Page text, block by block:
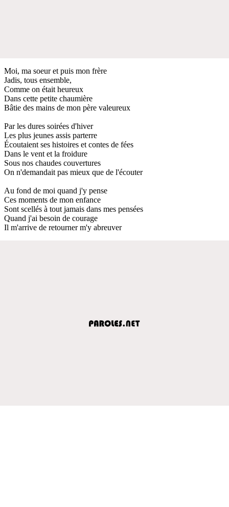
Moi, ma soeur et puis mon frère
Jadis, tous ensemble,
Comme on était heureux
Dans cette petite chaumière
Bâtie des mains de mon père valeureux
Par les dures soirées d'hiver
Les plus jeunes assis parterre
Écoutaient ses histoires et contes de fées
Dans le vent et la froidure
Sous nos chaudes couvertures
On n'demandait pas mieux que de l'écouter
Au fond de moi quand j'y pense
Ces moments de mon enfance
Sont scellés à tout jamais dans mes pensées
Quand j'ai besoin de courage
Il m'arrive de retourner m'y abreuver